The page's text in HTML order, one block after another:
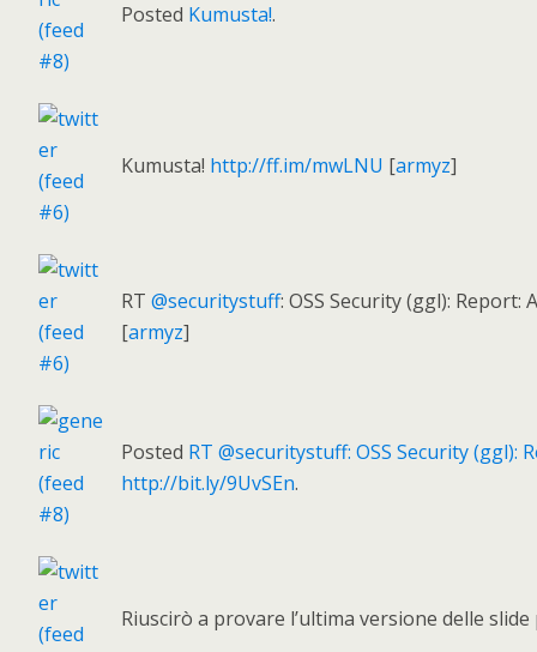
Posted Kumusta!.
Kumusta! http://ff.im/mwLNU [armyz]
RT @securitystuff: OSS Security (ggl):
[armyz]
Posted RT @securitystuff: OSS Security
http://bit.ly/9UvSEn.
Riuscirò a provare l’ultima versione delle